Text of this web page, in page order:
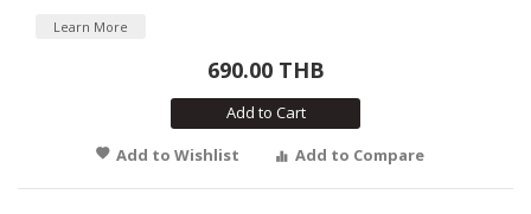
Learn More
690.00 THB
Add to Cart
Add to Wishlist
Add to Compare